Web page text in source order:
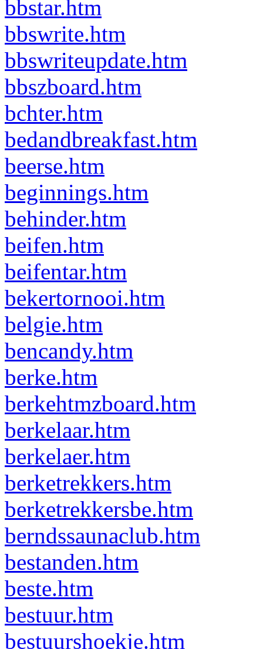
bbstar.htm
bbswrite.htm
bbswriteupdate.htm
bbszboard.htm
bchter.htm
bedandbreakfast.htm
beerse.htm
beginnings.htm
behinder.htm
beifen.htm
beifentar.htm
bekertornooi.htm
belgie.htm
bencandy.htm
berke.htm
berkehtmzboard.htm
berkelaar.htm
berkelaer.htm
berketrekkers.htm
berketrekkersbe.htm
berndssaunaclub.htm
bestanden.htm
beste.htm
bestuur.htm
bestuurshoekje.htm